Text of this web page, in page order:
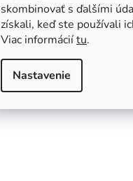
skombinovať s ďalšími
získali, keď ste používali
Viac informáciítu.
Nastavenie